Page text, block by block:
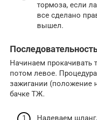
тормоза, если
все сделано
вышел.
Начинаем прокачивать
потом левое.
зажигании (положение
бачке ТЖ.
Надеваем